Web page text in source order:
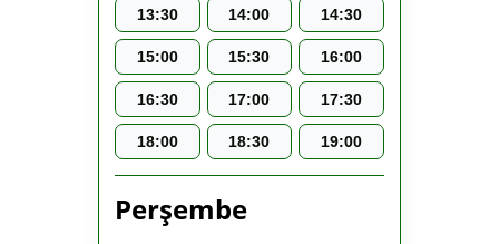
13:30 14:00 14:30
15:00 15:30 16:00
16:30 17:00 17:30
18:00 18:30 19:00
Perşembe